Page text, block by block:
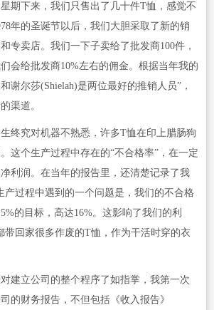
期下来，我们只售出了几十件T恤，感觉不
年的圣诞节以后，我们大胆采取了新的销
专卖店。我们一下子卖给了批发商100件，
会给批发商10%左右的佣金。根据当年我的
谢尔莎(Shielah)是两位最好的推销人员”，
渠道。
终究对机器不熟悉，许多T恤在印上腊肠狗
这个生产过程中存在的“不合格率”，在一定
利润。在当年的报告里，还清楚记录了我
产过程中遇到的一个问题是，我们的不合格
的目标，高达16%。这影响了我们的利
带回家很多作废的T恤，作为干活时穿的衣
建立公司的整个程序了如指掌，我第一次
的财务报告，不但包括《收入报告》